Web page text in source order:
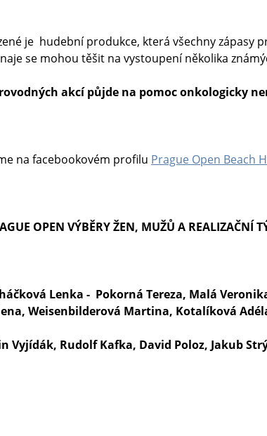
je hudební produkce, která všechny zápasy
se mohou těšit na vystoupení několika
akcí půjde na pomoc onkologicky
na facebookovém profilu Prague Open Beach
OPEN VÝBĚRY ŽEN, MUŽŮ A REALIZAČNÍ
Lenka - Pokorná Tereza, Malá
Weisenbilderová Martina, Kotalíková
Vyjídák, Rudolf Kafka, David Poloz, Jakub